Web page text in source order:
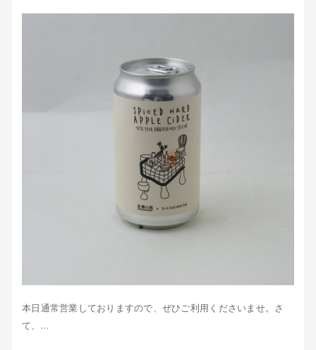
本日通常営業しておりますので、ぜひご利用くださいませ。さ
て、…